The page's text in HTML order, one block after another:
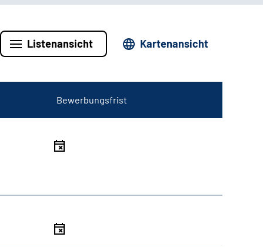
Listenansicht Kartenansicht
Bewerbungsfrist